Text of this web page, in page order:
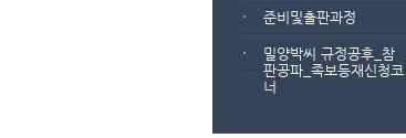
준비및출판과정
밀양박씨 규정공후_참
판공파_족보등재신청코
너